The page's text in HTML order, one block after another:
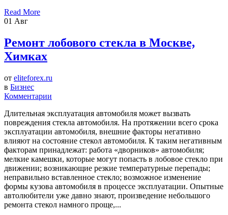
Read More
01 Авг
Ремонт лобового стекла в Москве,
Химках
от eliteforex.ru
в Бизнес
Комментарии
Длительная эксплуатация автомобиля может вызвать
повреждения стекла автомобиля. На протяжении всего срока
эксплуатации автомобиля, внешние факторы негативно
влияют на состояние стекол автомобиля. К таким негативным
факторам принадлежат: работа «дворников» автомобиля;
мелкие камешки, которые могут попасть в лобовое стекло при
движении; возникающие резкие температурные перепады;
неправильно вставленное стекло; возможное изменение
формы кузова автомобиля в процессе эксплуатации. Опытные
автолюбители уже давно знают, произведение небольшого
ремонта стекол намного проще,...